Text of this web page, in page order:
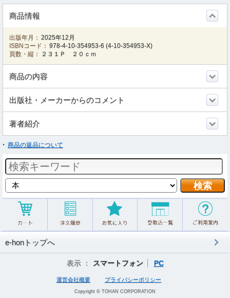
商品情報
出版年月： 2025年12月
ISBNコード： 978-4-10-354953-6 (4-10-354953-X)
頁数・縦：
２３１Ｐ ２０ｃｍ
商品の内容
出版社・メーカーからのコメント
著者紹介
商品の返品について
e-honトップへ
表示 ： スマートフォン PC
運営会社概要 プライバシーポリシー
Copyright © TOHAN CORPORATION